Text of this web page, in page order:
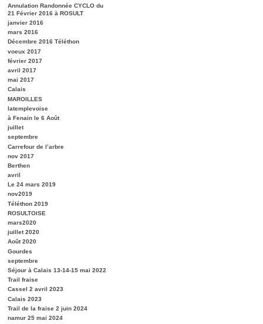
Annulation Randonnée CYCLO du
21 Février 2016 à ROSULT
janvier 2016
mars 2016
Décembre 2016 Téléthon
voeux 2017
février 2017
avril 2017
mai 2017
Calais
MAROILLES
latemplevoise
à Fenain le 6 Août
juillet
septembre
Carrefour de l’arbre
nov 2017
Berthen
avril
Le 24 mars 2019
nov2019
Téléthon 2019
ROSULTOISE
mars2020
juillet 2020
Août 2020
Gourdes
septembre
Séjour à Calais 13-14-15 mai 2022
Trail fraise
Cassel 2 avril 2023
Calais 2023
Trail de la fraise 2 juin 2024
namur 25 mai 2024